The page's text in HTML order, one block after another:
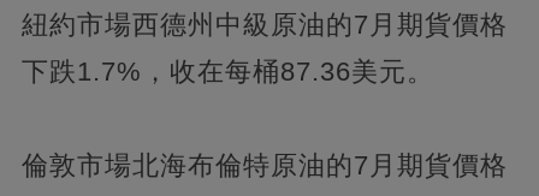
紐約市場西德州中級原油的7月期貨價格
下跌1.7%，收在每桶87.36美元。
倫敦市場北海布倫特原油的7月期貨價格